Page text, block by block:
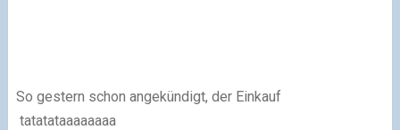
So gestern schon angekündigt, der Einkauf
tatatataaaaaaaa